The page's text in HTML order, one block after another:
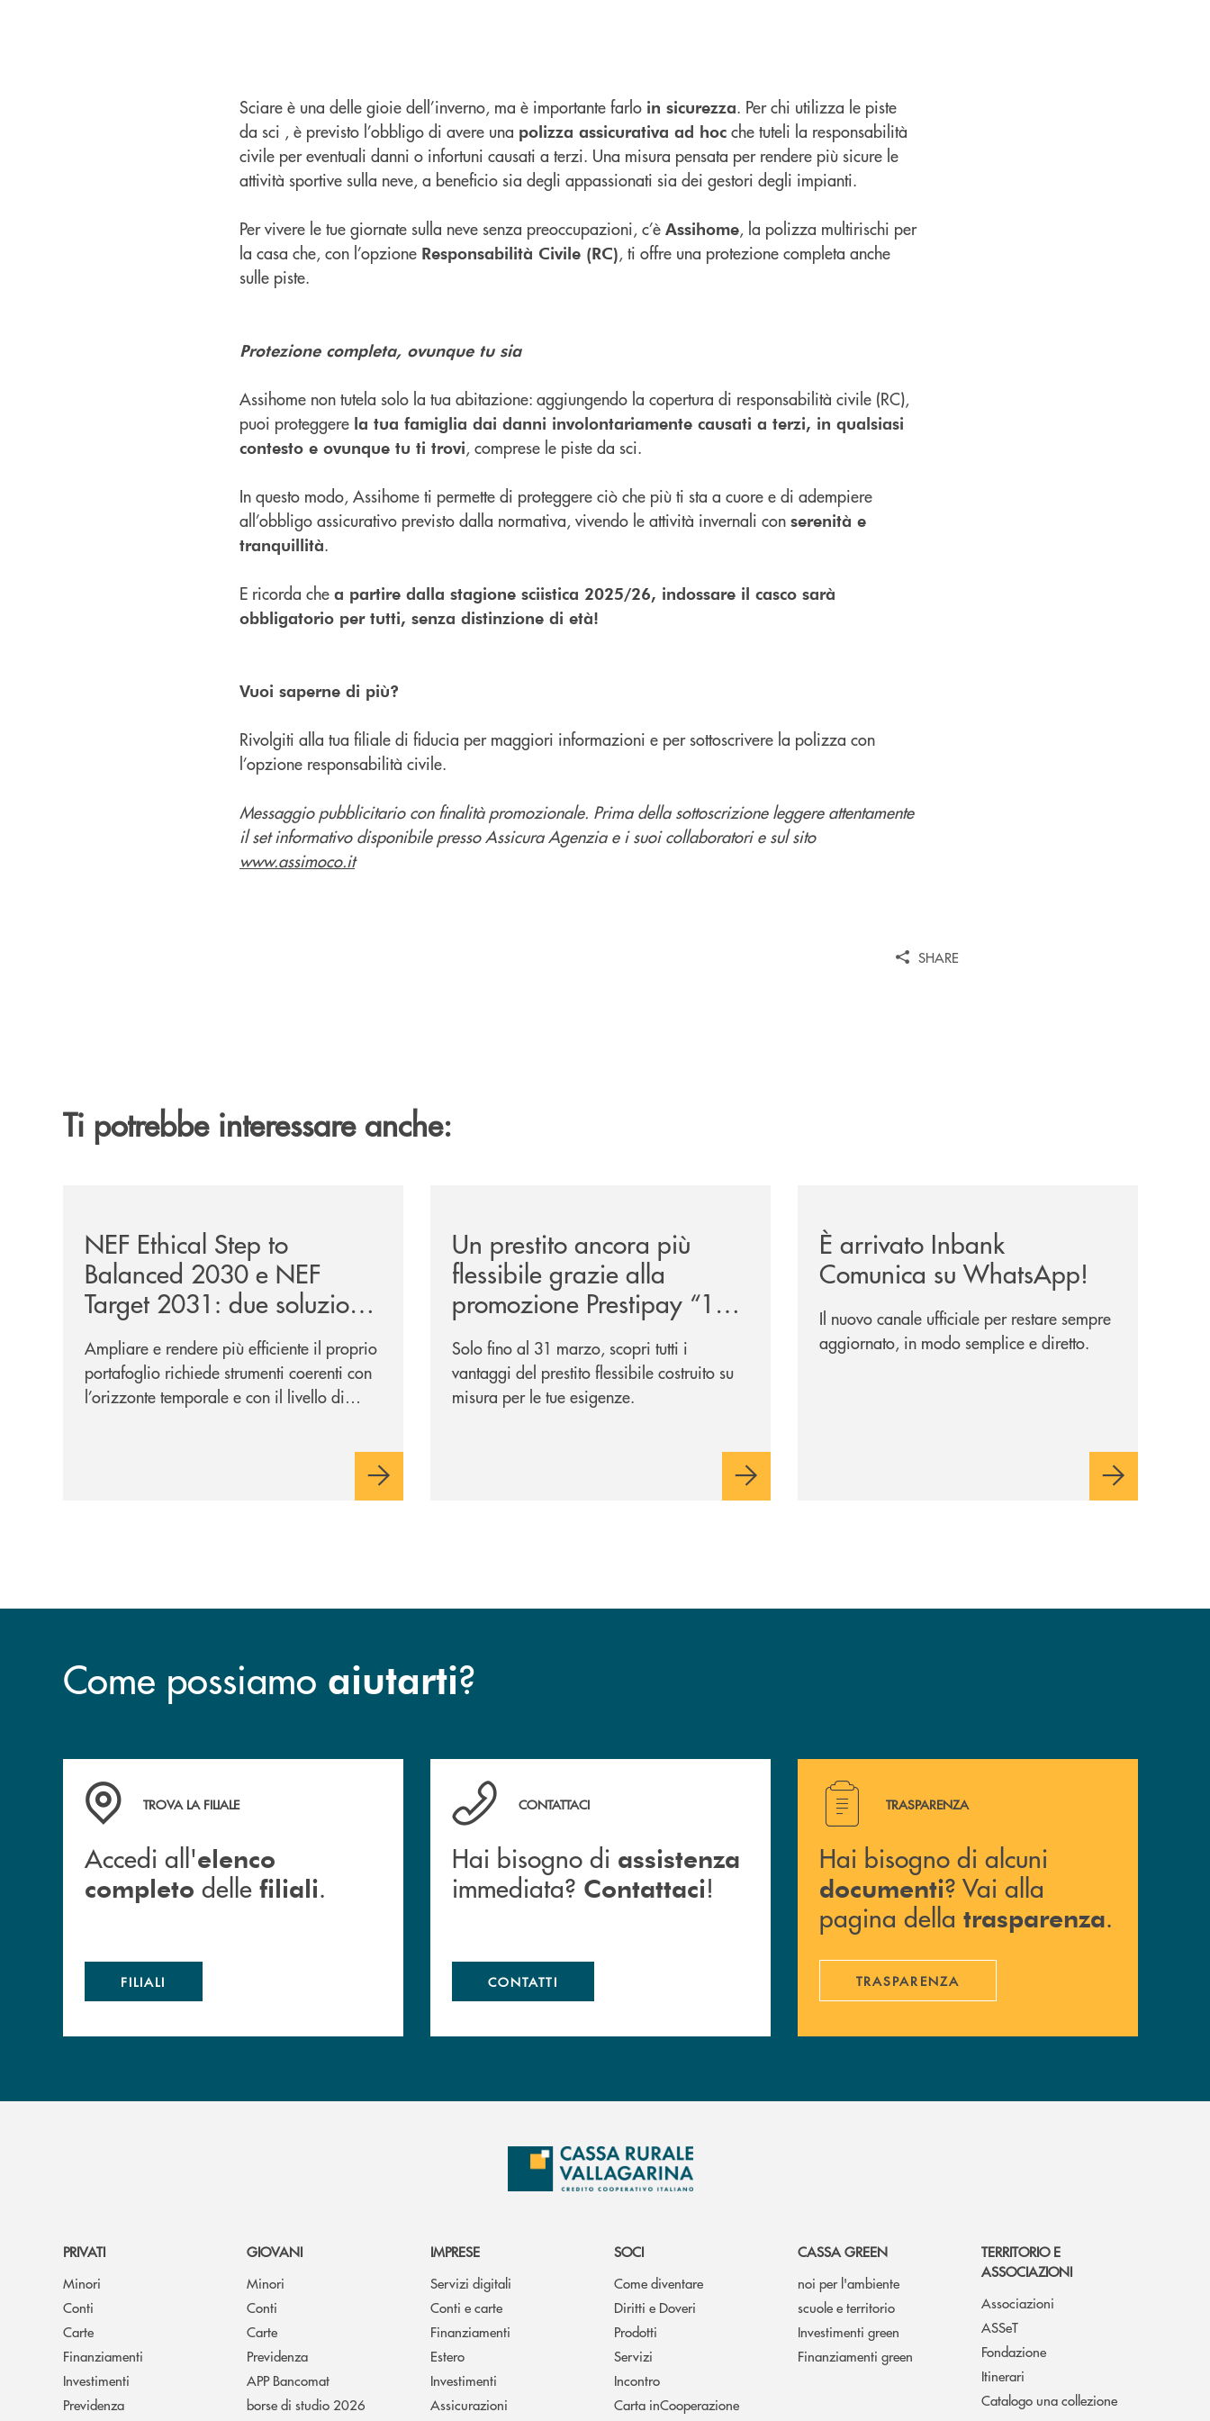
Sciare è una delle gioie dell’inverno, ma è importante farlo in sicurezza. Per chi utilizza le piste
da sci , è previsto l’obbligo di avere una polizza assicurativa ad hoc che tuteli la responsabilità
civile per eventuali danni o infortuni causati a terzi. Una misura pensata per rendere più sicure le
attività sportive sulla neve, a beneficio sia degli appassionati sia dei gestori degli impianti.
Per vivere le tue giornate sulla neve senza preoccupazioni, c’è Assihome, la polizza multirischi per
la casa che, con l’opzione Responsabilità Civile (RC), ti offre una protezione completa anche
sulle piste.
Protezione completa, ovunque tu sia
Assihome non tutela solo la tua abitazione: aggiungendo la copertura di responsabilità civile (RC),
puoi proteggere la tua famiglia dai danni involontariamente causati a terzi, in qualsiasi
contesto e ovunque tu ti trovi, comprese le piste da sci.
In questo modo, Assihome ti permette di proteggere ciò che più ti sta a cuore e di adempiere
all’obbligo assicurativo previsto dalla normativa, vivendo le attività invernali con serenità e
tranquillità.
E ricorda che a partire dalla stagione sciistica 2025/26, indossare il casco sarà
obbligatorio per tutti, senza distinzione di età!
Vuoi saperne di più?
Rivolgiti alla tua filiale di fiducia per maggiori informazioni e per sottoscrivere la polizza con
l’opzione responsabilità civile.
Messaggio pubblicitario con finalità promozionale. Prima della sottoscrizione leggere attentamente
il set informativo disponibile presso Assicura Agenzia e i suoi collaboratori e sul sito
www.assimoco.it
SHARE
Ti potrebbe interessare anche:
NEF Ethical Step to
Balanced 2030 e NEF
Target 2031: due soluzioni
per far evolvere i tuoi
investimenti
Ampliare e rendere più efficiente il proprio
portafoglio richiede strumenti coerenti con
l’orizzonte temporale e con il livello di
2030 e NEF Target 2031, due soluzioni tra
Un prestito ancora più
flessibile grazie alla
promozione Prestipay “110
Volte Su Misura per Te!”
Solo fino al 31 marzo, scopri tutti i
vantaggi del prestito flessibile costruito su
misura per le tue esigenze.
È arrivato Inbank
Comunica su WhatsApp!
Il nuovo canale ufficiale per restare sempre
aggiornato, in modo semplice e diretto.
Come possiamo aiutarti?
Accedi all' elenco completo delle filiali .
TROVA LA FILIALE
Accedi all'elenco
completo delle filiali.
FILIALI
Hai bisogno di assistenza immediata? Contattaci !
CONTATTACI
Hai bisogno di assistenza
immediata? Contattaci!
CONTATTI
Hai bisogno di alcuni documenti ? Vai alla pagina della
TRASPARENZA
Hai bisogno di alcuni
documenti? Vai alla
pagina della trasparenza.
TRASPARENZA
PRIVATI
Minori
Conti
Carte
Finanziamenti
Investimenti
Previdenza
GIOVANI
Minori
Conti
Carte
Previdenza
APP Bancomat
borse di studio 2026
IMPRESE
Servizi digitali
Conti e carte
Finanziamenti
Estero
Investimenti
Assicurazioni
SOCI
Come diventare
Diritti e Doveri
Prodotti
Servizi
Incontro
Carta inCooperazione
CASSA GREEN
noi per l'ambiente
scuole e territorio
Investimenti green
Finanziamenti green
TERRITORIO E
ASSOCIAZIONI
Associazioni
ASSeT
Fondazione
Itinerari
Catalogo una collezione